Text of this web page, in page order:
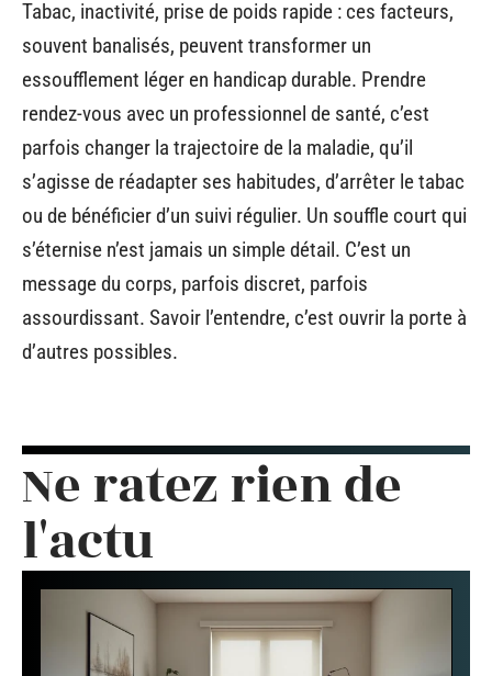
Tabac, inactivité, prise de poids rapide : ces facteurs,
souvent banalisés, peuvent transformer un
essoufflement léger en handicap durable. Prendre
rendez-vous avec un professionnel de santé, c’est
parfois changer la trajectoire de la maladie, qu’il
s’agisse de réadapter ses habitudes, d’arrêter le tabac
ou de bénéficier d’un suivi régulier. Un souffle court qui
s’éternise n’est jamais un simple détail. C’est un
message du corps, parfois discret, parfois
assourdissant. Savoir l’entendre, c’est ouvrir la porte à
d’autres possibles.
Ne ratez rien de
l'actu